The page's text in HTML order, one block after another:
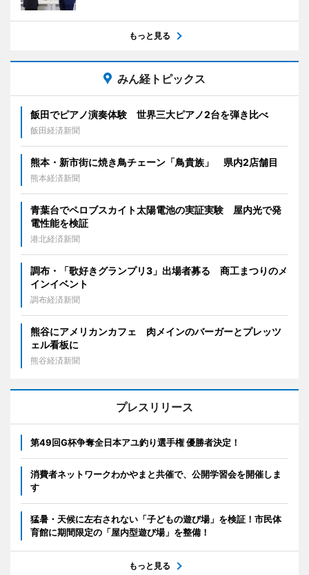
もっと見る
みん経トピックス
飯田でピアノ演奏体験 世界三大ピアノ2台を弾き比べ
飯田経済新聞
熊本・新市街に焼き鳥チェーン「鳥貴族」 県内2店舗目
熊本経済新聞
青葉台でペロブスカイト太陽電池の実証実験 屋内光で発
電性能を検証
港北経済新聞
調布・「歌好きグランプリ3」出場者募る 商工まつりのメ
インイベント
調布経済新聞
熊谷にアメリカンカフェ 肉メインのバーガーとプレッツ
ェル看板に
熊谷経済新聞
プレスリリース
第49回G杯争奪全日本アユ釣り選手権 優勝者決定！
消費者ネットワークわかやまと共催で、公開学習会を開催しま
す
猛暑・天候に左右されない「子どもの遊び場」を検証！市民体
育館に期間限定の「屋内型遊び場」を整備！
もっと見る